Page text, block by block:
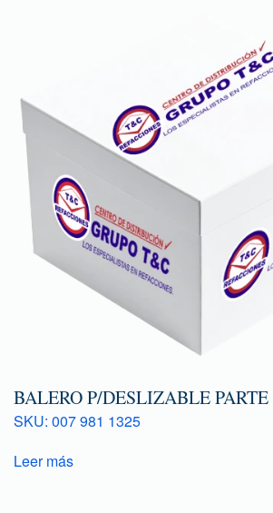
BALERO P/DESLIZABLE
SKU: 007 981 1325
Leer más